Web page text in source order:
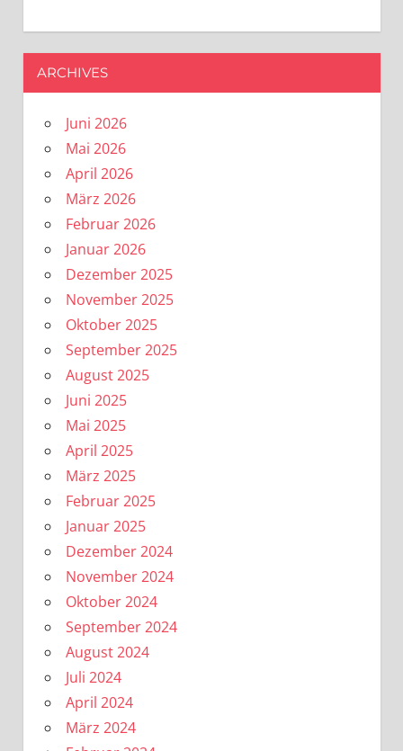
ARCHIVES
Juni 2026
Mai 2026
April 2026
März 2026
Februar 2026
Januar 2026
Dezember 2025
November 2025
Oktober 2025
September 2025
August 2025
Juni 2025
Mai 2025
April 2025
März 2025
Februar 2025
Januar 2025
Dezember 2024
November 2024
Oktober 2024
September 2024
August 2024
Juli 2024
April 2024
März 2024